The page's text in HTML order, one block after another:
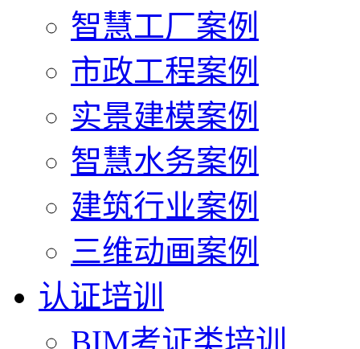
智慧工厂案例
市政工程案例
实景建模案例
智慧水务案例
建筑行业案例
三维动画案例
认证培训
BIM考证类培训